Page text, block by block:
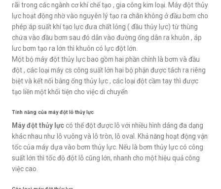
rãi trong các ngành cơ khí chế tạo , gia công kim loại. Máy đột thủy
lực hoạt động nhờ vào nguyên lý tạo ra chân không ở đầu bơm cho
phép áp suất khí tạo lực đưa chất lỏng ( đầu thủy lực) từ thùng
chứa vào đầu bơm sau đó dẫn vào đường ống dân ra khuôn , áp
lưc bơm tạo ra lớn thì khuôn có lực đột lớn.
Một bộ máy đột thủy lực bao gồm hai phần chính là bơm và đầu
đột , các loại máy cs công suất lớn hai bộ phận được tách ra riêng
biệt và kết nối bằng ống thủy lực , các loại đột cầm tay thì được
tạo liền một khối tiện cho việc di chuyển
Tính năng của máy đột lỗ thủy lực
Máy đột thủy lực có thể đột được lỗ với nhiều hình dáng đa dạng
khác nhau như lỗ vuông và lỗ tròn, lỗ oval. Khả năng hoạt động vận
tốc của máy dựa vào bơm thủy lực. Nếu là bơm thủy lực có công
suất lớn thì tốc độ đột lỗ cũng lớn, nhanh cho một hiệu quả công
việc cao.